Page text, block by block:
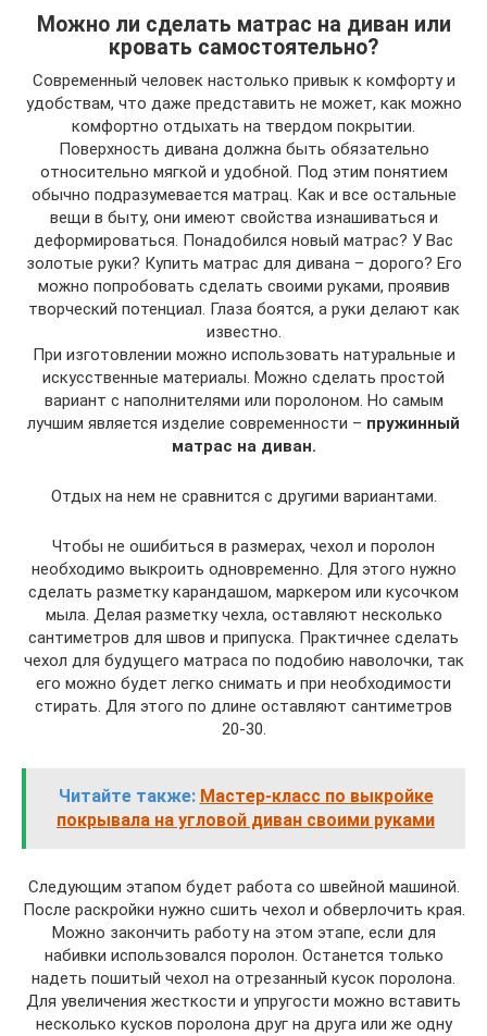
Можно ли сделать матрас на диван или
кровать самостоятельно?
Современный человек настолько привык к комфорту и
удобствам, что даже представить не может, как можно
комфортно отдыхать на твердом покрытии.
Поверхность дивана должна быть обязательно
относительно мягкой и удобной. Под этим понятием
обычно подразумевается матрац. Как и все остальные
вещи в быту, они имеют свойства изнашиваться и
деформироваться. Понадобился новый матрас? У Вас
золотые руки? Купить матрас для дивана – дорого? Его
можно попробовать сделать своими руками, проявив
творческий потенциал. Глаза боятся, а руки делают как
известно.
При изготовлении можно использовать натуральные и
искусственные материалы. Можно сделать простой
вариант с наполнителями или поролоном. Но самым
лучшим является изделие современности – пружинный
матрас на диван.
Отдых на нем не сравнится с другими вариантами.
Чтобы не ошибиться в размерах, чехол и поролон
необходимо выкроить одновременно. Для этого нужно
сделать разметку карандашом, маркером или кусочком
мыла. Делая разметку чехла, оставляют несколько
сантиметров для швов и припуска. Практичнее сделать
чехол для будущего матраса по подобию наволочки, так
его можно будет легко снимать и при необходимости
стирать. Для этого по длине оставляют сантиметров
20-30.
Читайте также: Мастер-класс по выкройке
покрывала на угловой диван своими руками
Следующим этапом будет работа со швейной машиной.
После раскройки нужно сшить чехол и обверлочить края.
Можно закончить работу на этом этапе, если для
набивки использовался поролон. Останется только
надеть пошитый чехол на отрезанный кусок поролона.
Для увеличения жесткости и упругости можно вставить
несколько кусков поролона друг на друга или же одну